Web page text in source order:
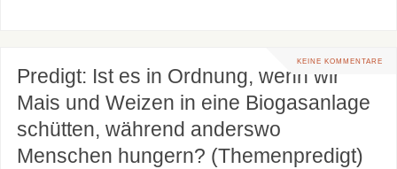
KEINE KOMMENTARE
Predigt: Ist es in Ordnung, wenn wir
Mais und Weizen in eine Biogasanlage
schütten, während anderswo
Menschen hungern? (Themenpredigt)